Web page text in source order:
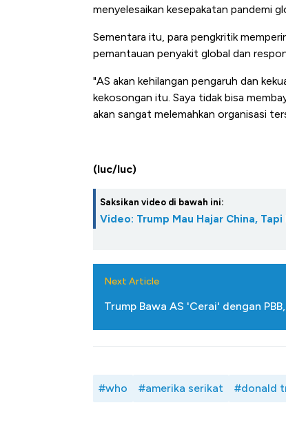
menyelesaikan kesepakatan pandemi
Sementara itu, para pengkritik
pemantauan penyakit global dan
"AS akan kehilangan pengaruh dan
kekosongan itu. Saya tidak bisa
akan sangat melemahkan organisasi
(luc/luc)
Saksikan video di bawah ini:
Video: Trump Mau Hajar China,
Next Article
Trump Bawa AS 'Cerai' dengan
#who #amerika serikat #donald